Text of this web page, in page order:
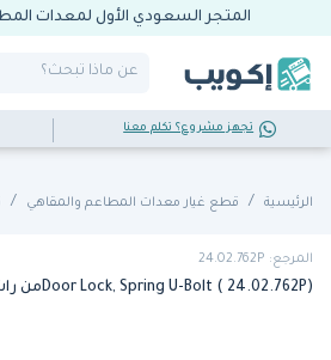
المتجر السعودي الأول لمعدات
تجهز مشروع؟ تكلم معنا
الرئيسية قطع غيار معدات المطاعم والمقاهي
المرجع: 24.02.762P
Door Lock, Spring U-Bolt ( 24.02.762P)من راشونال